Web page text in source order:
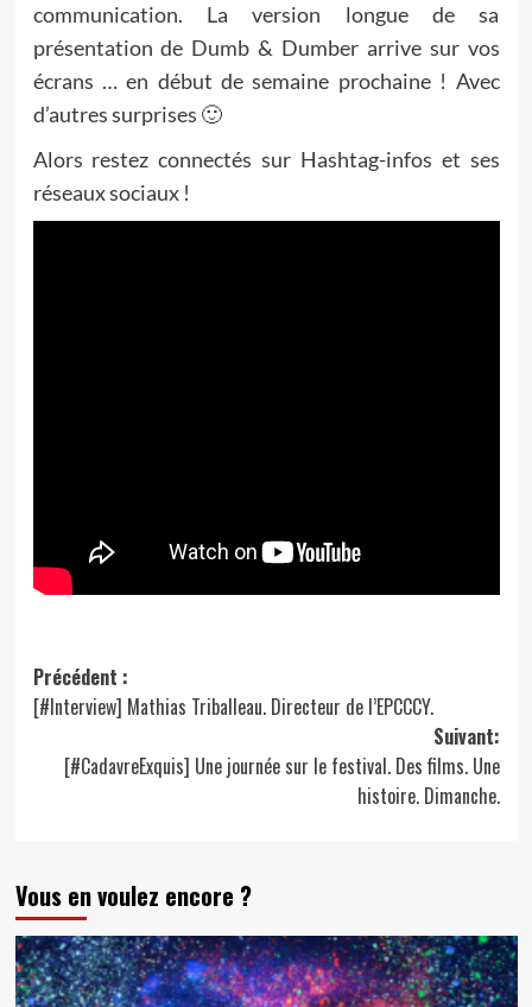
communication. La version longue de sa
présentation de Dumb & Dumber arrive sur vos
écrans … en début de semaine prochaine ! Avec
d’autres surprises 🙂
Alors restez connectés sur Hashtag-infos et ses
réseaux sociaux !
Navigation
d’article
Précédent :
[#Interview] Mathias Triballeau. Directeur de l’EPCCCY.
Suivant:
[#CadavreExquis] Une journée sur le festival. Des films. Une
histoire. Dimanche.
Vous en voulez encore ?